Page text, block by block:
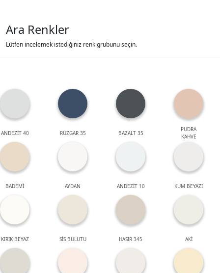
Ara Renkler
Lütfen incelemek istediğiniz renk grubunu seçin.
ANDEZİT 40 RÜZGAR 35 BAZALT 35
PUDRA
KAHVE
BADEMİ AYDAN ANDEZİT 10 KUM BEYAZI
KIRIK BEYAZ SİS BULUTU HASIR 345 AKİ